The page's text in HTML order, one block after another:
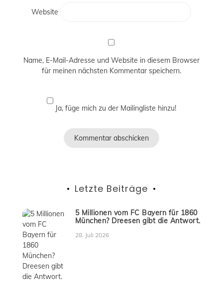
Website
Name, E-Mail-Adresse und Website in diesem Browser
für meinen nächsten Kommentar speichern.
Ja, füge mich zu der Mailingliste hinzu!
Letzte Beiträge
5 Millionen vom FC Bayern für 1860
München? Dreesen gibt die Antwort.
28. Juli 2026